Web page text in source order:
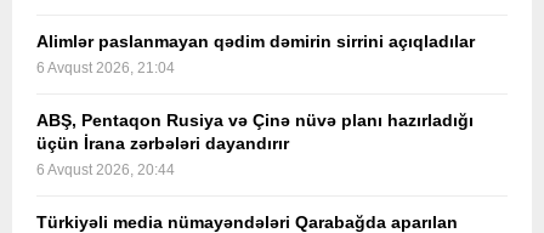
Alimlər paslanmayan qədim dəmirin sirrini açıqladılar
6 Avqust 2026, 21:04
ABŞ, Pentaqon Rusiya və Çinə nüvə planı hazırladığı
üçün İrana zərbələri dayandırır
6 Avqust 2026, 20:44
Türkiyəli media nümayəndələri Qarabağda aparılan